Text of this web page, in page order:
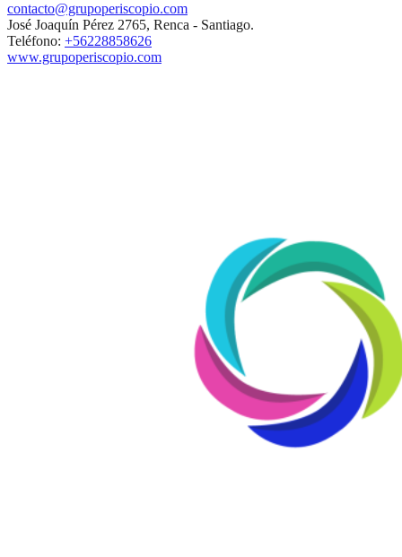
contacto@grupoperiscopio.com
José Joaquín Pérez 2765, Renca - Santiago.
Teléfono: +56228858626
www.grupoperiscopio.com